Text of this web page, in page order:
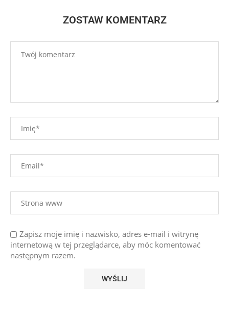
ZOSTAW KOMENTARZ
Zapisz moje imię i nazwisko, adres e-mail i witrynę
internetową w tej przeglądarce, aby móc komentować
następnym razem.